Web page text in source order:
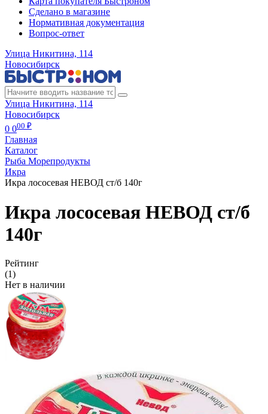
Сделано в магазине
Нормативная документация
Вопрос-ответ
Улица Никитина, 114
Новосибирск
Улица Никитина, 114
Новосибирск
0 000 ₽
Главная
Каталог
Рыба Морепродукты
Икра
Икра лососевая НЕВОД ст/б 140г
Икра лососевая НЕВОД ст/б
140г
Рейтинг
(1)
Нет в наличии